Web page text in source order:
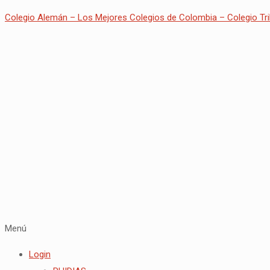
Colegio Alemán – Los Mejores Colegios de Colombia – Colegio
Menú
Login